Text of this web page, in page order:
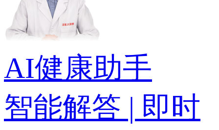
AI健康助手
智能解答 | 即时